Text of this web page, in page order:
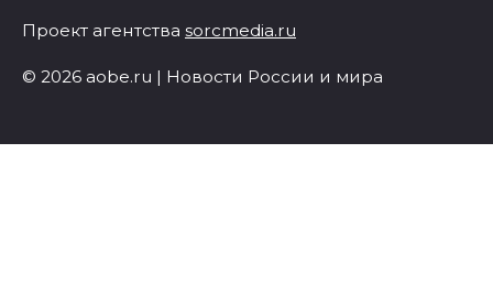
Проект агентства sorcmedia.ru
© 2026 aobe.ru | Новости России и мира